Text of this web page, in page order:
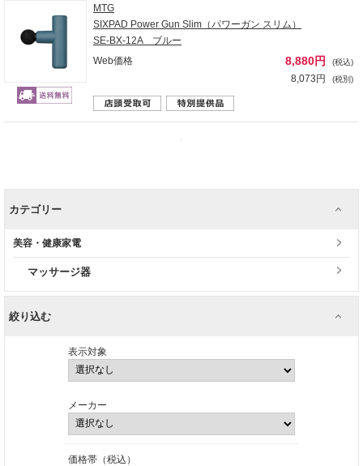
MTG
SIXPAD Power Gun Slim（パワーガン スリム）
SE-BX-12A ブルー
Web価格
8,880円 (税込)
8,073円 (税別)
カテゴリー
美容・健康家電
マッサージ器
絞り込む
表示対象
メーカー
価格帯（税込）